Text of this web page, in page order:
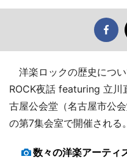
洋楽ロックの歴史につ
ROCK夜話 featuring 立川
古屋公会堂（名古屋市公
の第7集会室で開催される。
数々の洋楽アーティ